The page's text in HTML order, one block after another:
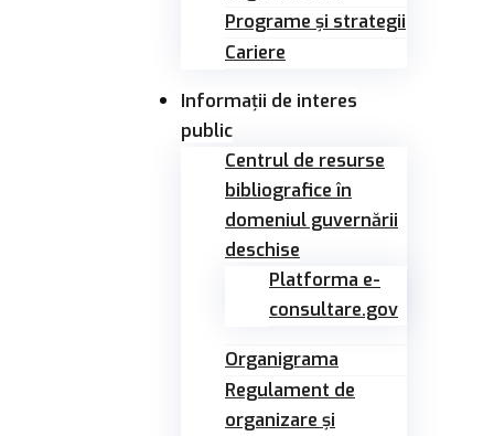
Programe și strategii
Cariere
Informații de interes
public
Centrul de resurse
bibliografice în
domeniul guvernării
deschise
Platforma e-
consultare.gov
Organigrama
Regulament de
organizare și